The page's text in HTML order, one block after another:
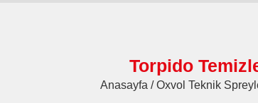
Torpido
Anasayfa / Oxvol Teknik